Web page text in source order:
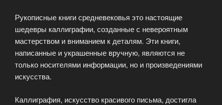
Рукописные книги средневековья это настоящие
шедевры каллиграфии, созданные с невероятным
мастерством и вниманием к деталям. Эти книги,
написанные и украшенные вручную, являются не
только носителями информации, но и произведениями
искусства.
Каллиграфия, искусство красивого письма, достигла